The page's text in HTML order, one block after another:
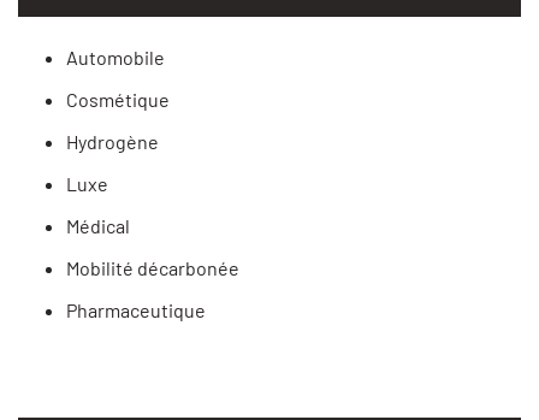
Automobile
Cosmétique
Hydrogène
Luxe
Médical
Mobilité décarbonée
Pharmaceutique